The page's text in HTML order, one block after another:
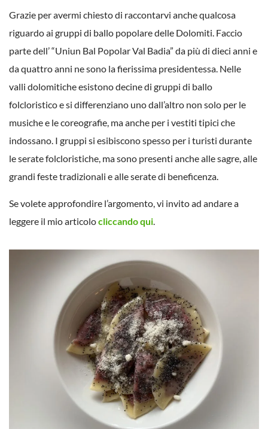
Grazie per avermi chiesto di raccontarvi anche qualcosa
riguardo ai gruppi di ballo popolare delle Dolomiti. Faccio
parte dell’ “Uniun Bal Popolar Val Badia” da più di dieci anni e
da quattro anni ne sono la fierissima presidentessa. Nelle
valli dolomitiche esistono decine di gruppi di ballo
folcloristico e si differenziano uno dall’altro non solo per le
musiche e le coreografie, ma anche per i vestiti tipici che
indossano. I gruppi si esibiscono spesso per i turisti durante
le serate folcloristiche, ma sono presenti anche alle sagre, alle
grandi feste tradizionali e alle serate di beneficenza.
Se volete approfondire l’argomento, vi invito ad andare a
leggere il mio articolocliccando qui